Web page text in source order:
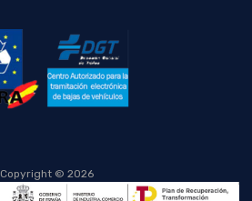
Copyright © 2026